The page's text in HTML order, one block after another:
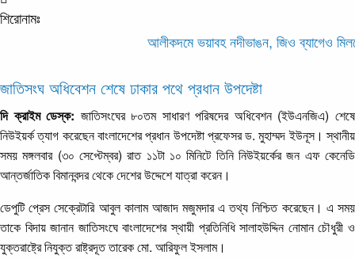
শিরোনামঃ
আলীকদমে ভয়াবহ নদীভাঙন, জিও ব্যাগেও মিলছে
জাতিসংঘ অধিবেশন শেষে ঢাকার পথে প্রধান উপদেষ্টা
দি ক্রাইম ডেস্ক: জাতিসংঘের ৮০তম সাধারণ পরিষদের অধিবেশন (ইউএনজিএ) শেষে
নিউইয়র্ক ত্যাগ করেছেন বাংলাদেশের প্রধান উপদেষ্টা প্রফেসর ড. মুহাম্মদ ইউনূস। স্থানীয়
সময় মঙ্গলবার (৩০ সেপ্টেম্বর) রাত ১১টা ১০ মিনিটে তিনি নিউইয়র্কের জন এফ কেনেডি
আন্তর্জাতিক বিমানবন্দর থেকে দেশের উদ্দেশে যাত্রা করেন।
ডেপুটি প্রেস সেক্রেটারি আবুল কালাম আজাদ মজুমদার এ তথ্য নিশ্চিত করেছেন। এ সময়
তাকে বিদায় জানান জাতিসংঘে বাংলাদেশের স্থায়ী প্রতিনিধি সালাহউদ্দিন নোমান চৌধুরী ও
যুক্তরাষ্ট্রে নিযুক্ত রাষ্ট্রদূত তারেক মো. আরিফুল ইসলাম।